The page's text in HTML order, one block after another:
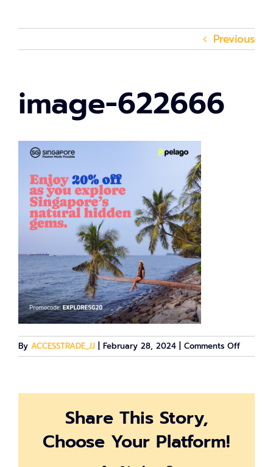
Previous
image-622666
By ACCESSTRADE_JJ February 28, 2024 Comments Offon
image-
Share This Story,
Choose Your Platform!